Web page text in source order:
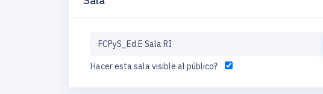
Hacer esta sala visible al público?